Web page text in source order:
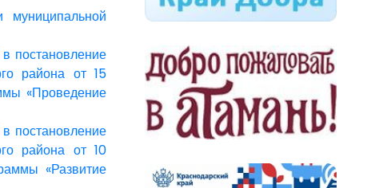
постановление
района от 15
«Проведение
постановление
района от 10
«Развитие